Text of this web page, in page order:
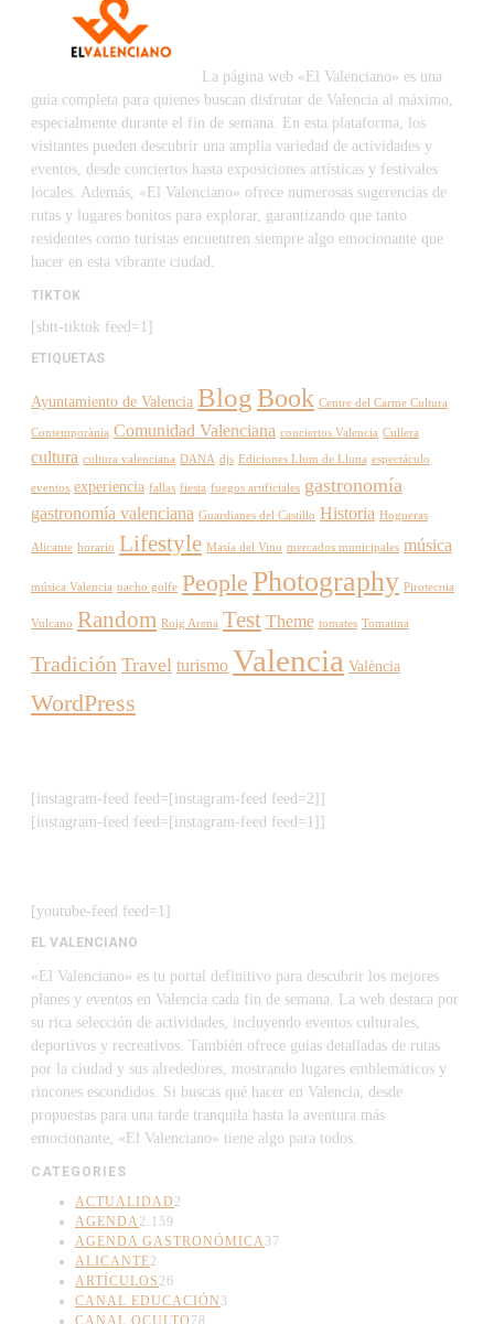
La página web «El Valenciano» es una
guía completa para quienes buscan disfrutar de Valencia al máximo,
especialmente durante el fin de semana. En esta plataforma, los
visitantes pueden descubrir una amplia variedad de actividades y
eventos, desde conciertos hasta exposiciones artísticas y festivales
locales. Además, «El Valenciano» ofrece numerosas sugerencias de
rutas y lugares bonitos para explorar, garantizando que tanto
residentes como turistas encuentren siempre algo emocionante que
hacer en esta vibrante ciudad.
TIKTOK
[sbtt-tiktok feed=1]
ETIQUETAS
Ayuntamiento de Valencia BlogBook Centre del Carme Cultura
Contemporània Comunidad Valenciana conciertos Valencia Cullera
cultura cultura valenciana DANA djs Ediciones Llum de Lluna espectáculo
eventos experiencia fallas fiesta fuegos artificiales gastronomía
gastronomía valenciana Guardianes del Castillo Historia Hogueras
Alicante horario Lifestyle Masía del Vino mercados municipales música
música Valencia nacho golfe People Photography Pirotecnia
Vulcano Random Roig Arena Test Theme tomates Tomatina
Tradición Travel turismo Valencia València
WordPress
[instagram-feed feed=[instagram-feed feed=2]]
[instagram-feed feed=[instagram-feed feed=1]]
[youtube-feed feed=1]
EL VALENCIANO
«El Valenciano» es tu portal definitivo para descubrir los mejores
planes y eventos en Valencia cada fin de semana. La web destaca por
su rica selección de actividades, incluyendo eventos culturales,
deportivos y recreativos. También ofrece guías detalladas de rutas
por la ciudad y sus alrededores, mostrando lugares emblemáticos y
rincones escondidos. Si buscas qué hacer en Valencia, desde
propuestas para una tarde tranquila hasta la aventura más
emocionante, «El Valenciano» tiene algo para todos.
CATEGORIES
ACTUALIDAD 2
AGENDA 2.159
AGENDA GASTRONÓMICA 37
ALICANTE2
ARTÍCULOS 26
CANAL EDUCACIÓN 3
CANAL OCULTO 78